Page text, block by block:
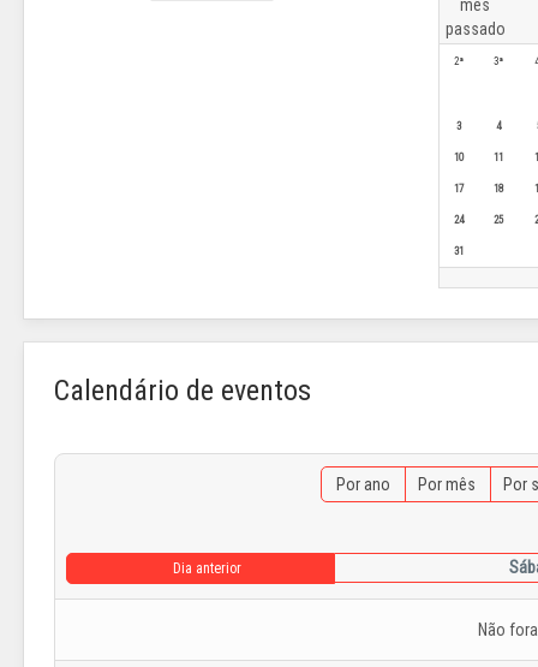
2ª 3ª
3 4
10 11
17 18
24 25
31
Calendário de eventos
Por ano Por mês Por
Dia anterior
Não